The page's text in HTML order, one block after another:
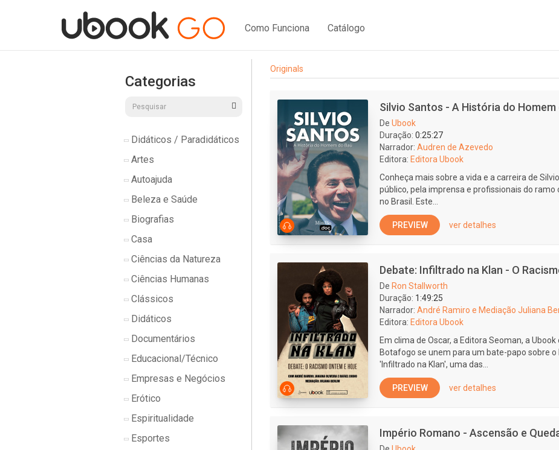
Como Funciona Catálogo
Categorias
Didáticos / Paradidáticos
Artes
Autoajuda
Beleza e Saúde
Biografias
Casa
Ciências da Natureza
Ciências Humanas
Clássicos
Didáticos
Documentários
Educacional/Técnico
Empresas e Negócios
Erótico
Espiritualidade
Esportes
Originals
Silvio Santos - A História do Homem
De Ubook
Duração: 0:25:27
Narrador: Audren de Azevedo
Editora: Editora Ubook
Conheça mais sobre a vida e a carreira de
público, pela imprensa e profissionais do
no Brasil. Este...
PREVIEW ver detalhes
Debate: Infiltrado na Klan - O
De Ron Stallworth
Duração: 1:49:25
Narrador: André Ramiro e Mediação Juliana
Editora: Editora Ubook
Em clima de Oscar, a Editora Seoman, a
Botafogo se unem para um bate-papo sobre o
'Infiltrado na Klan', uma das...
PREVIEW ver detalhes
Império Romano - Ascensão e